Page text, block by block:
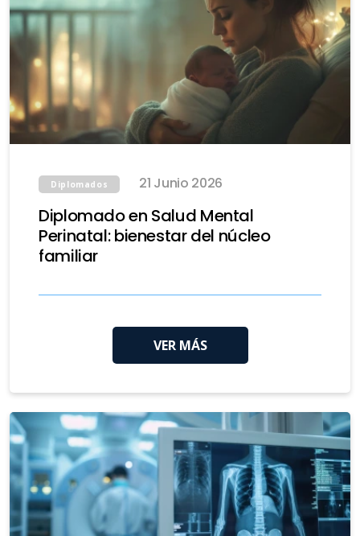
Diplomados 21 Junio 2026
Diplomado en Salud Mental
Perinatal: bienestar del núcleo
familiar
VER MÁS